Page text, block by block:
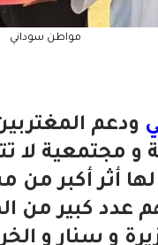
مواطن سوداني
ودعم
مجتمعية لا
أثر أكبر
عدد كبير من
و سنار و